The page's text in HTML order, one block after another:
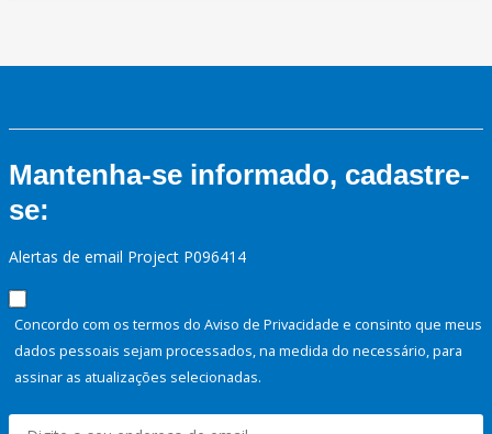
Mantenha-se informado, cadastre-
se:
Alertas de email Project P096414
Concordo com os termos do Aviso de Privacidade e consinto que meus
dados pessoais sejam processados, na medida do necessário, para
assinar as atualizações selecionadas.